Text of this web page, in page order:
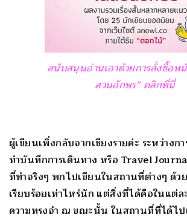
สนับสนุนอ่านเอาด้วยการสั่งซื้อห
สวนอักษร” คลิกที่นี่
ผู้เขียนเพิ่งกลับจากเชียงรายค่ะ ระหว่างก
ทำบันทึกการเดินทาง หรือ Travel
ที่ทำจริงๆ พกไปเขียนในสถานที่ต่างๆ ด้ว
เรียบร้อยเท่าไหร่นัก แต่สิ่งที่ได้คือในแต่
ความทรงจำ ณ ขณะนั้น ในสถานที่ที่ได้ไ